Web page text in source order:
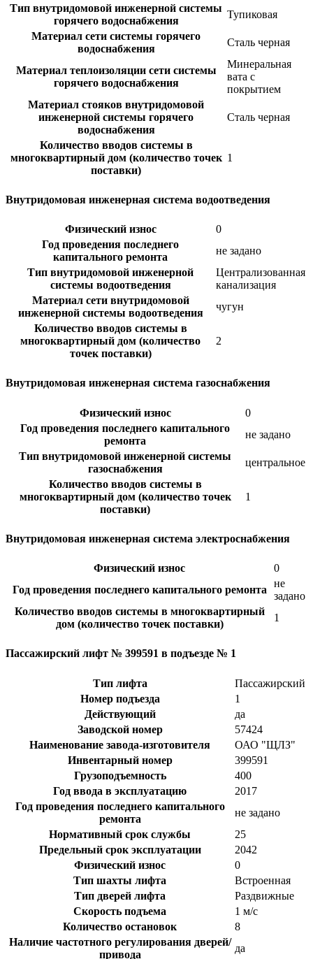
Тип внутридомовой инженерной системы
горячего водоснабжения
Тупиковая
Материал сети системы горячего
водоснабжения
Сталь черная
Материал теплоизоляции сети системы
горячего водоснабжения
Минеральная
вата с
покрытием
Материал стояков внутридомовой
инженерной системы горячего
водоснабжения
Сталь черная
Количество вводов системы в
многоквартирный дом (количество точек
поставки)
1
Внутридомовая инженерная система водоотведения
Физический износ
0
Год проведения последнего
капитального ремонта
не задано
Тип внутридомовой инженерной
системы водоотведения
Централизованная
канализация
Материал сети внутридомовой
инженерной системы водоотведения
чугун
Количество вводов системы в
многоквартирный дом (количество
точек поставки)
2
Внутридомовая инженерная система газоснабжения
Физический износ
0
Год проведения последнего капитального
ремонта
не задано
Тип внутридомовой инженерной системы
газоснабжения
центральное
Количество вводов системы в
многоквартирный дом (количество точек
поставки)
1
Внутридомовая инженерная система электроснабжения
Физический износ
0
Год проведения последнего капитального ремонта
не
задано
Количество вводов системы в многоквартирный
дом (количество точек поставки)
1
Пассажирский лифт № 399591 в подъезде № 1
Тип лифта
Пассажирский
Номер подъезда
1
Действующий
да
Заводской номер
57424
Наименование завода-изготовителя
ОАО "ЩЛЗ"
Инвентарный номер
399591
Грузоподъемность
400
Год ввода в эксплуатацию
2017
Год проведения последнего капитального
ремонта
не задано
Нормативный срок службы
25
Предельный срок эксплуатации
2042
Физический износ
0
Тип шахты лифта
Встроенная
Тип дверей лифта
Раздвижные
Скорость подъема
1 м/с
Количество остановок
8
Наличие частотного регулирования дверей/
привода
да